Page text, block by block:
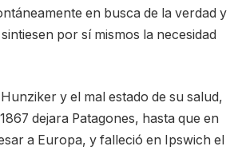
en busca de la verdad y
por sí mismos la necesidad
y el mal estado de su salud,
dejara Patagones, hasta que en
a Europa, y falleció en Ipswich el